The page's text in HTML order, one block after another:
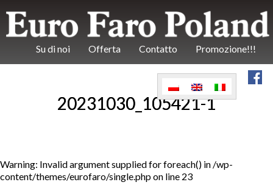
Su di noi Offerta Contatto Promozione!!!
20231030_105421-1
Warning: Invalid argument supplied for foreach() in /wp-
content/themes/eurofaro/single.phpon line 23